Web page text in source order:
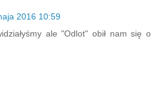
2016 10:59
ale "Odlot" obił nam się o